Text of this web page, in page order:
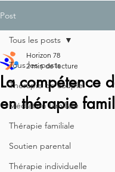
Post
Tous les posts
Thérapie de couple
Médiation familiale
Thérapie familiale
Soutien parental
Thérapie individuelle
Tous les posts
La compétence
en thérapie
Horizon 78
2 min de lecture